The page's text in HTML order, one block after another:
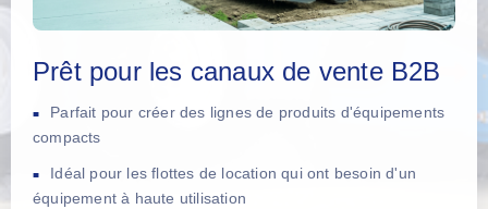
Prêt pour les canaux de vente B2B
Parfait pour créer des lignes de produits d'équipements
compacts
Idéal pour les flottes de location qui ont besoin d'un
équipement à haute utilisation